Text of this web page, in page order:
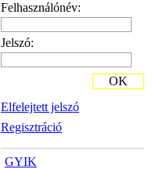
Felhasználónév:
Jelszó:
Elfelejtett jelszó
Regisztráció
OK
GYIK